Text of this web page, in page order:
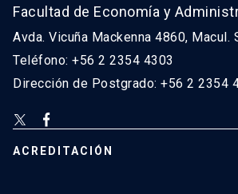
Facultad de Economía y
Avda. Vicuña Mackenna 4860, Macul.
Teléfono: +56 2 2354 4303
Dirección de Postgrado: +56 2 2354
ACREDITACIÓN